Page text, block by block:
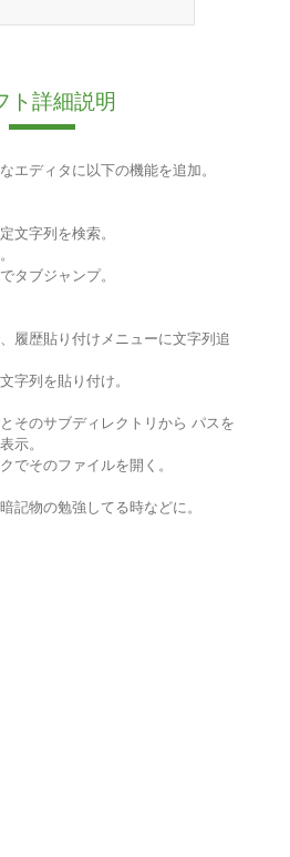
ト詳細説明
エディタに以下の機能を追加。
文字列を検索。
タブジャンプ。
履歴貼り付けメニューに文字列追
字列を貼り付け。
そのサブディレクトリから パスを
示。
でそのファイルを開く。
記物の勉強してる時などに。